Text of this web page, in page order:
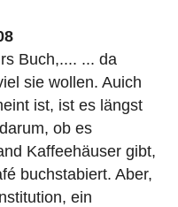
Buch,.... ... da
sie wollen. Auich
ist, ist es längst
ob es
Kaffeehäuser gibt,
buchstabiert. Aber,
ein